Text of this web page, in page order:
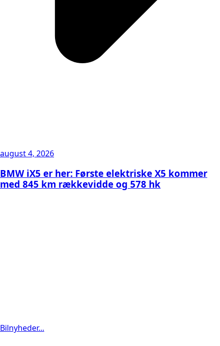
august 4, 2026
BMW iX5 er her: Første elektriske X5 kommer
med 845 km rækkevidde og 578 hk
Bilnyheder...